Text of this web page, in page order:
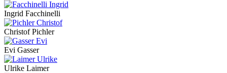
Ingrid Facchinelli
Christof Pichler
Evi Gasser
Ulrike Laimer